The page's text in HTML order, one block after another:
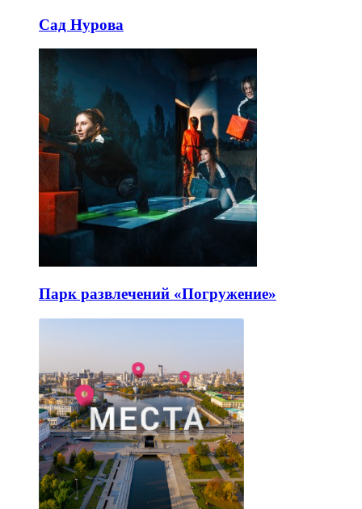
Сад Нурова
Парк развлечений «Погружение»